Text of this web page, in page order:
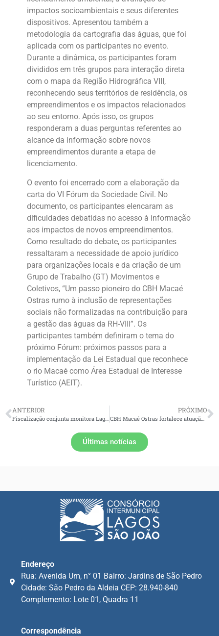
impactos socioambientais e seus diferentes
dispositivos. Apresentou também a
metodologia da cartografia das águas, que foi
aplicada com os participantes no evento.
Durante a dinâmica, os participantes foram
divididos em três grupos para interação direta
com o mapa da Região Hidrográfica VIII,
reconhecendo seus territórios de residência, os
empreendimentos e os impactos relacionados
ao seu entorno. Após isso, os grupos
responderam a duas perguntas referentes ao
alcance da informação sobre novos
empreendimentos durante a etapa de
licenciamento.
O evento foi encerrado com a elaboração da
carta do VI Fórum da Sociedade Civil. No
documento, os participantes elencaram as
dificuldades debatidas no acesso à informação
aos impactos de novos empreendimentos.
Como resultado do debate, os participantes
ressaltaram a necessidade de apoio jurídico
para organizações locais e da criação de um
Grupo de Trabalho (GT) Movimentos e
Coletivos, “Um passo pioneiro do CBH Macaé
Ostras rumo à inclusão de representações
sociais não formalizadas na contribuição para
a gestão das águas da RH-VIII”. Os
participantes também definiram o tema do
próximo Fórum: próximos passos para a
implementação da Lei Estadual que reconhece
o rio Macaé como Área Estadual de Interesse
Turístico (AEIT).
ANTERIOR
Fiscalização conjunta monitora Lagoa de Juturnaíba e identifica irregularidades ambientais em Silva Jardim
PRÓXIMO
CBH Macaé Ostras fortalece atuação na gestão participativa durante o 26º ENCOB
Últimas notícias
Endereço
Rua: Avenida Um, n° 01 Bairro: Jardins de São Pedro
Cidade: São Pedro da Aldeia CEP: 28.940-840
Complemento: Lote 01, Quadra 11
Correspondência